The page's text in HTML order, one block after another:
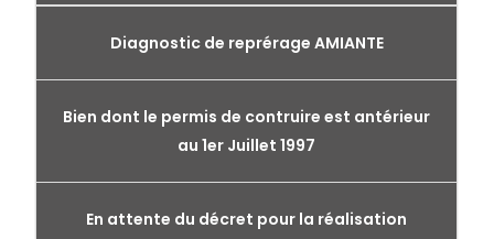
Diagnostic de reprérage AMIANTE
Bien dont le permis de contruire est antérieur
au 1er Juillet 1997
En attente du décret pour la réalisation